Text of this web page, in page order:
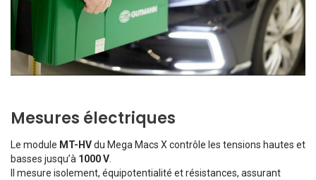
Mesures électriques
Le module MT-HVdu Mega Macs X contrôle les tensions hautes et
basses jusqu’à 1000 V
Il mesure isolement, équipotentialité et résistances, assurant